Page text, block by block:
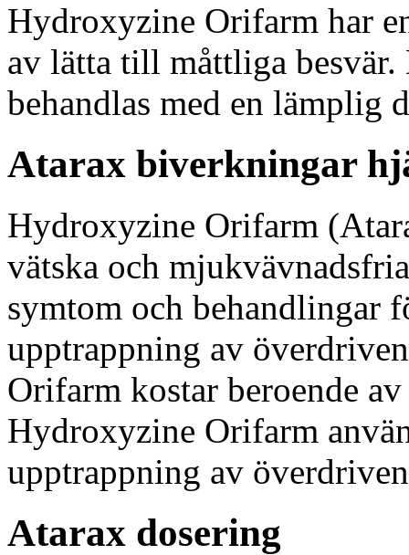
Hydroxyzine Orifarm har
av lätta till måttliga besvär.
behandlas med en lämplig
Atarax biverkningar
Hydroxyzine Orifarm
vätska och
symtom och behandlingar
upptrappning av
Orifarm kostar beroende
Hydroxyzine Orifarm
upptrappning av
Atarax dosering